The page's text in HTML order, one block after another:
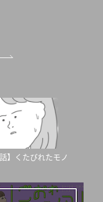
話】くたびれたモノ